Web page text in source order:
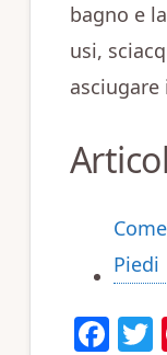
bagno e
usi,
Piedi
F